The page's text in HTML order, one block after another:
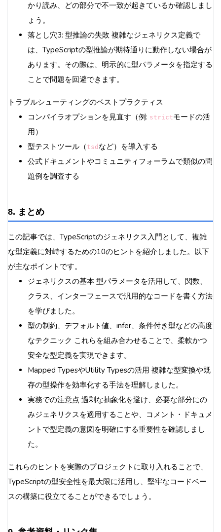
かり読み、どの部分で不一致が起きているか確認しまし
ょう。
落とし穴3: 型推論の失敗 複雑なジェネリクス定義で
は、TypeScriptの型推論が期待通りに動作しない場合が
あります。その際は、明示的に型パラメータを指定する
ことで問題を回避できます。
トラブルシューティングのベストプラクティス
コンパイラオプションを見直す（例: strictモードの活
用）
型テストツール（ tsd など）を導入する
公式ドキュメントやコミュニティフォーラムで類似の問
題例を調査する
8. まとめ
この記事では、TypeScriptのジェネリクス入門として、複雑
な型定義に対峙するための10のヒントを紹介しました。以下
が主なポイントです。
ジェネリクスの基本 型パラメータを活用して、関数、
クラス、インターフェースで汎用的なコードを書く方法
を学びました。
型の制約、デフォルト値、infer、条件付き型などの高度
なテクニック これらを組み合わせることで、柔軟かつ
安全な型定義を実現できます。
Mapped TypesやUtility Typesの活用 複雑な型変換や既
存の型操作を効率化する手法を理解しました。
実務での注意点 過剰な抽象化を避け、必要な部分にの
みジェネリクスを適用することや、コメント・ドキュメ
ントで型定義の意図を明確にする重要性を確認しまし
た。
これらのヒントを実際のプロジェクトに取り入れることで、
TypeScriptの型安全性を最大限に活用し、堅牢なコードベー
スの構築に役立てることができるでしょう。